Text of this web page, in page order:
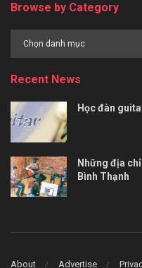
Browse by Category
Browse
Recent News
Học đàn
Những địa
Bình Thạnh
About Advertise